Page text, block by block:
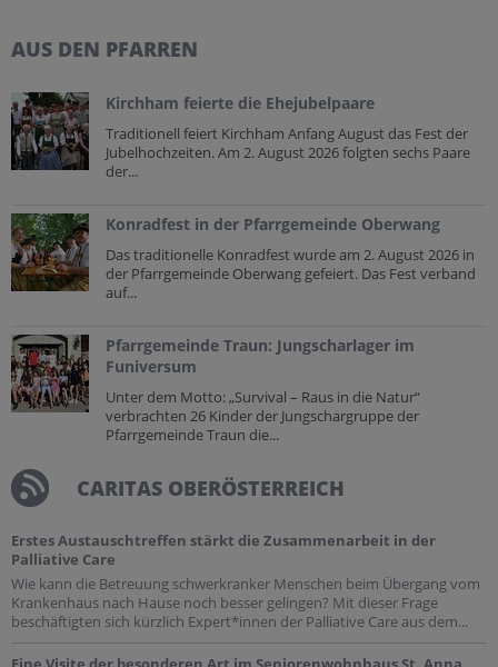
AUS DEN PFARREN
Kirchham feierte die Ehejubelpaare
Traditionell feiert Kirchham Anfang August das Fest der
Jubelhochzeiten. Am 2. August 2026 folgten sechs Paare
der...
Konradfest in der Pfarrgemeinde Oberwang
Das traditionelle Konradfest wurde am 2. August 2026 in
der Pfarrgemeinde Oberwang gefeiert. Das Fest verband
auf...
Pfarrgemeinde Traun: Jungscharlager im
Funiversum
Unter dem Motto: „Survival – Raus in die Natur“
verbrachten 26 Kinder der Jungschargruppe der
Pfarrgemeinde Traun die...
CARITAS OBERÖSTERREICH
Erstes Austauschtreffen stärkt die Zusammenarbeit in der
Palliative Care
Wie kann die Betreuung schwerkranker Menschen beim Übergang vom
Krankenhaus nach Hause noch besser gelingen? Mit dieser Frage
beschäftigten sich kürzlich Expert*innen der Palliative Care aus dem...